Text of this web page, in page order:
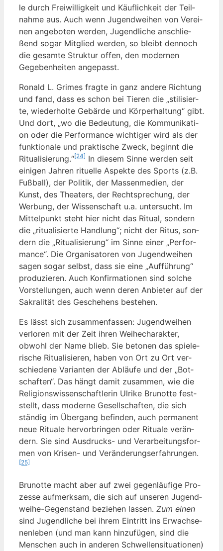
le durch Frei­wil­lig­keit und Käuf­lich­keit der Teil­
nah­me aus. Auch wenn Jugend­wei­hen von Ver­ei­
nen ange­bo­ten wer­den, Jugend­li­che anschlie­
ßend sogar Mit­glied wer­den, so bleibt den­noch
die gesam­te Struk­tur offen, den moder­nen
Gege­ben­hei­ten angepasst.
Ronald L. Gri­mes frag­te in ganz ande­re Rich­tung
und fand, dass es schon bei Tie­ren die „sti­li­sier­
te, wie­der­hol­te Gebär­de und Kör­per­hal­tung“ gibt.
Und dort, „wo die Bedeu­tung, die Kom­mu­ni­ka­ti­
on oder die Per­for­mance wich­ti­ger wird als der
funk­tio­na­le und prak­ti­sche Zweck, beginnt die
Ritua­li­sie­rung.“[24] In die­sem Sin­ne wer­den seit
eini­gen Jah­ren ritu­el­le Aspek­te des Sports (z.B.
Fuß­ball), der Poli­tik, der Mas­sen­me­di­en, der
Kunst, des Thea­ters, der Recht­spre­chung, der
Wer­bung, der Wis­sen­schaft u.a. unter­sucht. Im
Mit­tel­punkt steht hier nicht das Ritu­al, son­dern
die „ritua­li­sier­te Hand­lung“; nicht der Ritus, son­
dern die „Ritua­li­sie­rung“ im Sin­ne einer „Per­for­
mance“. Die Orga­ni­sa­to­ren von Jugend­wei­hen
sagen sogar selbst, dass sie eine „Auf­füh­rung“
pro­du­zie­ren. Auch Kon­fir­ma­tio­nen sind sol­che
Vor­stel­lun­gen, auch wenn deren Anbie­ter auf der
Sakra­li­tät des Gesche­hens bestehen.
Es lässt sich zusam­men­fas­sen: Jugend­wei­hen
ver­lo­ren mit der Zeit ihren Wei­he­cha­rak­ter,
obwohl der Name blieb. Sie beto­nen das spie­le­
ri­sche Ritua­li­sie­ren, haben von Ort zu Ort ver­
schie­de­ne Vari­an­ten der Abläu­fe und der „Bot­
schaf­ten“. Das hängt damit zusam­men, wie die
Reli­gi­ons­wis­sen­schaft­le­rin Ulri­ke Bru­not­te fest­
stellt, dass moder­ne Gesell­schaf­ten, die sich
stän­dig im Über­gang befin­den, auch per­ma­nent
neue Ritua­le her­vor­brin­gen oder Ritua­le ver­än­
dern. Sie sind Aus­drucks- und Ver­ar­bei­tungs­for­
men von Kri­sen- und Ver­än­de­rungs­er­fah­run­gen.
[25]
Bru­not­te macht aber auf zwei gegen­läu­fi­ge Pro­
zes­se auf­merk­sam, die sich auf unse­ren Jugend­
wei­he-Gegen­stand bezie­hen las­sen. Zum einen
sind Jugend­li­che bei ihrem Ein­tritt ins Erwach­se­
nen­le­ben (und man kann hin­zu­fü­gen, sind die
Men­schen auch in ande­ren Schwel­len­si­tua­tio­nen)